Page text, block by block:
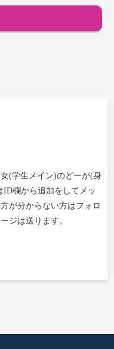
(学生メイン)のどーが(身
欄から追加をしてメッ
が分からない方はフォロ
ジは送ります。